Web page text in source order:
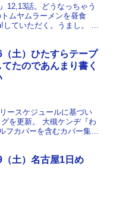
12,13話。どうなっちゃう
ムヤムラーメンを昼食
ていただく。うまし。 部
土）ひたすらテープ
たのであんまり書く
ースケジュールに基づい
を更新。 大槻ケンヂ『わ
フカバーを含むカバー集。
土）名古屋1日め